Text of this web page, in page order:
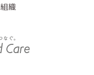
組織